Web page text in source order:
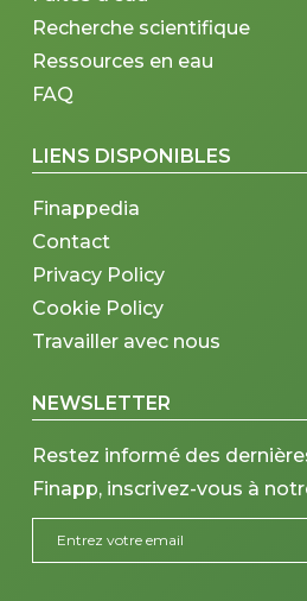
Recherche scientifique
Ressources en eau
FAQ
LIENS DISPONIBLES
Finappedia
Contact
Privacy Policy
Cookie Policy
Travailler avec nous
NEWSLETTER
Restez informé des
Finapp, inscrivez-vous à